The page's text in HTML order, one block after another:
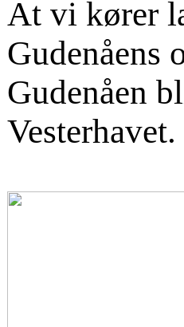
At vi kører
Gudenåens
Gudenåen
Vesterhavet.